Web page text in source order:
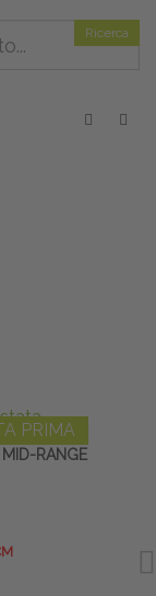
Ricerca
PRIMA
RANGE